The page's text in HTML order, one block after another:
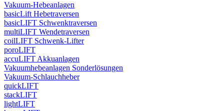
Vakuum-Hebeanlagen
basicLift Hebetraversen
basicLIFT Schwenktraversen
multiLIFT Wendetraversen
coilLIFT Schwenk-Lifter
poroLIFT
accuLIFT Akkuanlagen
Vakuumhebeanlagen Sonderlösungen
Vakuum-Schlauchheber
quickLIFT
stackLIFT
lightLIFT